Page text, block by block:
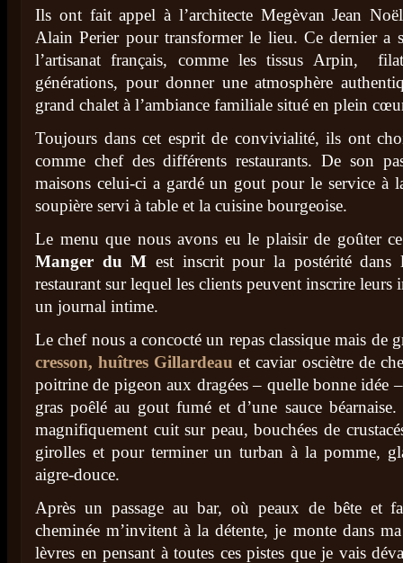
Ils ont fait appel à l’architecte Megèvan Jean
Alain Perier pour transformer le lieu. Ce dernier a
l’artisanat français, comme les tissus Arpin,
générations, pour donner une atmosphère
grand chalet à l’ambiance familiale situé en plein
Toujours dans cet esprit de convivialité, ils ont
comme chef des différents restaurants. De son
maisons celui-ci a gardé un gout pour le service à
soupière servi à table et la cuisine bourgeoise.
Le menu que nous avons eu le plaisir de goûter
Manger du M est inscrit pour la postérité dans
restaurant sur lequel les clients peuvent inscrire leurs
un journal intime.
Le chef nous a concocté un repas classique mais de
cresson, huîtres Gillardeau et caviar osciètre de
poitrine de pigeon aux dragées – quelle bonne idée
gras poêlé au gout fumé et d’une sauce
magnifiquement cuit sur peau, bouchées de
girolles et pour terminer un turban à la pomme,
aigre-douce.
Après un passage au bar, où peaux de bête et
cheminée m’invitent à la détente, je monte dans
lèvres en pensant à toutes ces pistes que je vais